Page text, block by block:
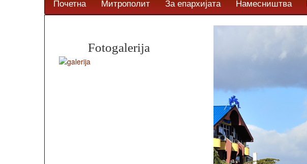
Почетна Митрополит За епархијата Намесништва
Fotogalerija